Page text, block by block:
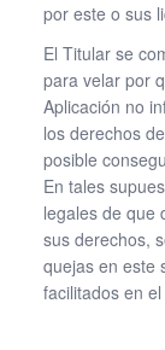
por este o sus
El Titular se
para velar por
Aplicación no
los derechos
posible
En tales
legales de que
sus derechos,
quejas en este
facilitados en